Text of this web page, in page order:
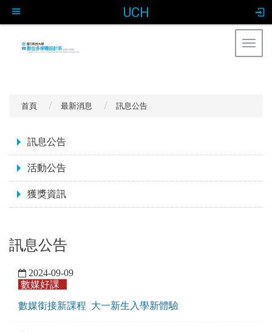
UCH
首頁 最新消息 訊息公告
訊息公告
活動公告
獲獎資訊
訊息公告
2024-09-09
數媒好課
數媒銜接新課程 大一新生入學新體驗